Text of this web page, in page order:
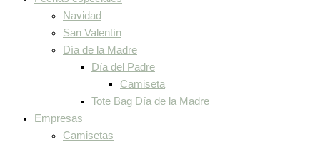
Navidad
San Valentín
Día de la Madre
Día del Padre
Camiseta
Tote Bag Día de la Madre
Empresas
Camisetas